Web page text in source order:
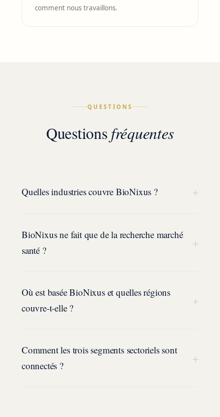
comment nous travaillons.
QUESTIONS
Questions fréquentes
Quelles industries couvre BioNixus ? +
BioNixus ne fait que de la recherche marché
santé ?
+
Où est basée BioNixus et quelles régions
couvre-t-elle ?
+
Comment les trois segments sectoriels sont
connectés ?
+